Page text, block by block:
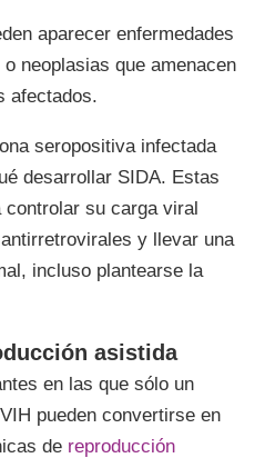
aparecer enfermedades
neoplasias que amenacen
afectados.
seropositiva infectada
desarrollar SIDA. Estas
controlar su carga viral
y llevar una
incluso plantearse la
asistida
en las que sólo un
pueden convertirse en
de reproducción